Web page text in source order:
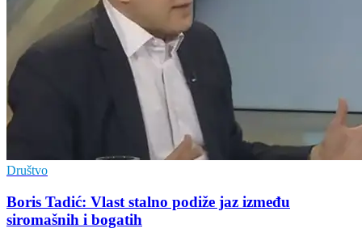
Društvo
Boris Tadić: Vlast stalno podiže jaz između
siromašnih i bogatih